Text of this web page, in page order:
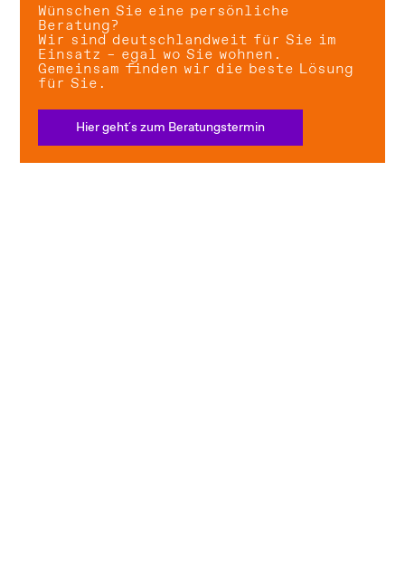
Wünschen Sie eine persönliche
Beratung?
Wir sind deutschlandweit für Sie im
Einsatz – egal wo Sie wohnen.
Gemeinsam finden wir die beste Lösung
für Sie.
Hier geht´s zum Beratungstermin